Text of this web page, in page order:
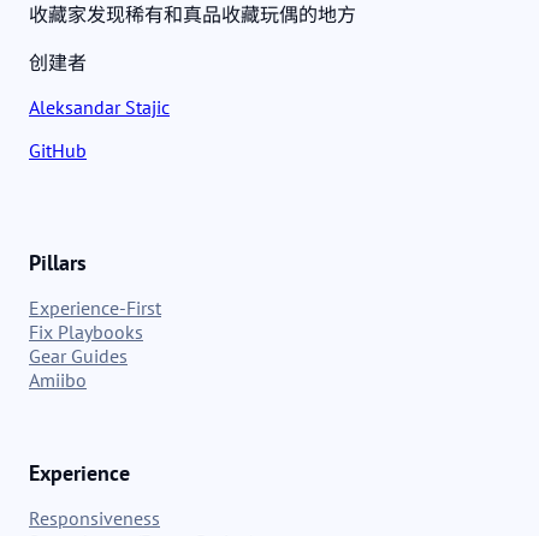
收藏家发现稀有和真品收藏玩偶的地方
创建者
Aleksandar Stajic
GitHub
Pillars
Experience-First
Fix Playbooks
Gear Guides
Amiibo
Experience
Responsiveness